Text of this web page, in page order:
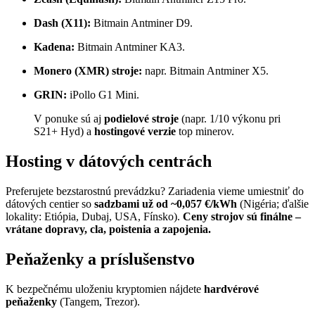
Dash (X11): Bitmain Antminer D9.
Kadena: Bitmain Antminer KA3.
Monero (XMR) stroje: napr. Bitmain Antminer X5.
GRIN: iPollo G1 Mini.
V ponuke sú aj podielové stroje (napr. 1/10 výkonu pri
S21+ Hyd) a hostingové verzie top minerov.
Hosting v dátových centrách
Preferujete bezstarostnú prevádzku? Zariadenia vieme umiestniť do
dátových centier so sadzbami už od ~0,057 €/kWh (Nigéria; ďalšie
lokality: Etiópia, Dubaj, USA, Fínsko). Ceny strojov sú finálne –
vrátane dopravy, cla, poistenia a zapojenia.
Peňaženky a príslušenstvo
K bezpečnému uloženiu kryptomien nájdete hardvérové
peňaženky (Tangem, Trezor).